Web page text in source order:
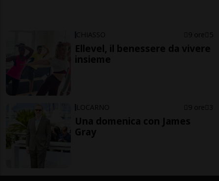
CHIASSO 9 ore 5
Ellevel, il benessere da vivere
insieme
LOCARNO 9 ore 3
Una domenica con James
Gray